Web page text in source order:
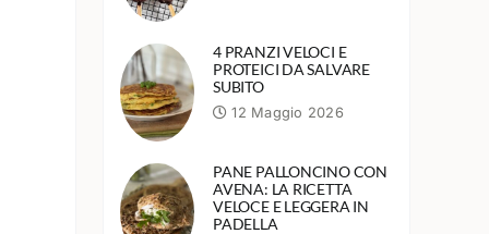
4 PRANZI VELOCI E
PROTEICI DA SALVARE
SUBITO
12 Maggio 2026
PANE PALLONCINO CON
AVENA: LA RICETTA
VELOCE E LEGGERA IN
PADELLA